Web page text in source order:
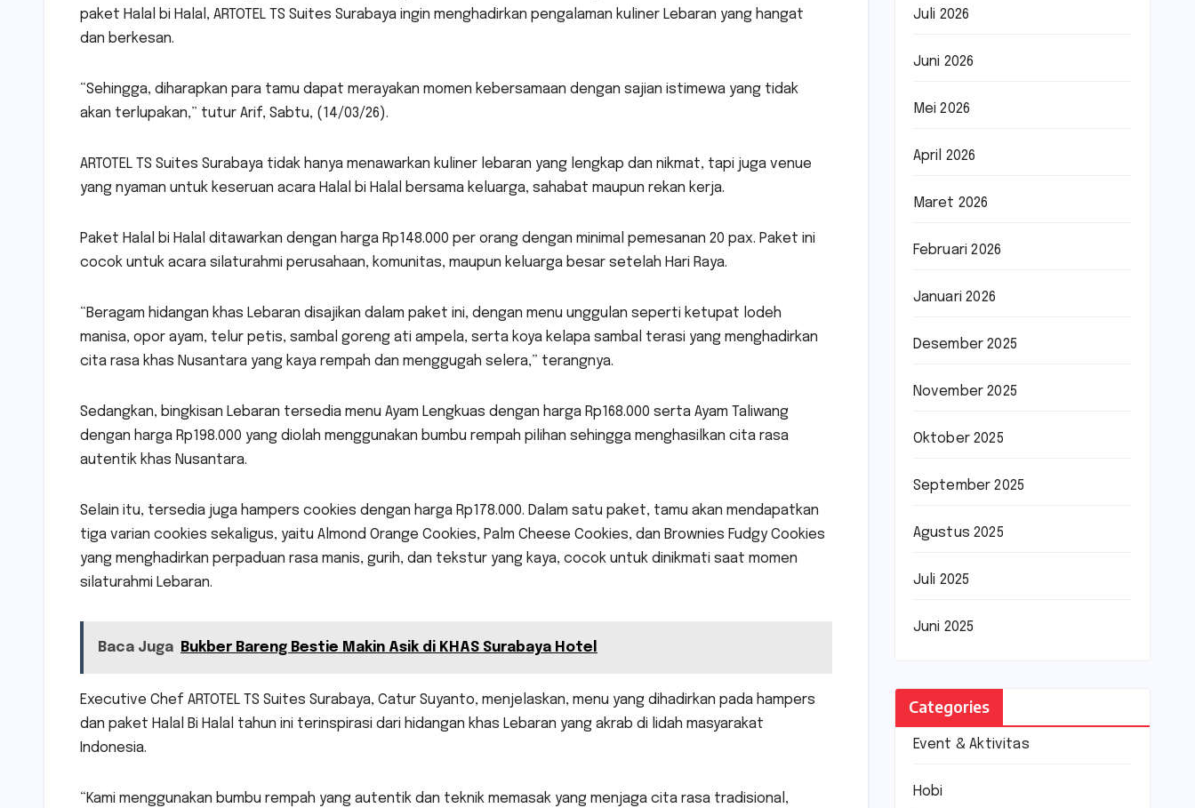
paket Halal bi Halal, ARTOTEL TS Suites Surabaya ingin menghadirkan pengalaman kuliner Lebaran yang hangat
dan berkesan.
“Sehingga, diharapkan para tamu dapat merayakan momen kebersamaan dengan sajian istimewa yang tidak
akan terlupakan,” tutur Arif, Sabtu, (14/03/26).
ARTOTEL TS Suites Surabaya tidak hanya menawarkan kuliner lebaran yang lengkap dan nikmat, tapi juga venue
yang nyaman untuk keseruan acara Halal bi Halal bersama keluarga, sahabat maupun rekan kerja.
Paket Halal bi Halal ditawarkan dengan harga Rp148.000 per orang dengan minimal pemesanan 20 pax. Paket ini
cocok untuk acara silaturahmi perusahaan, komunitas, maupun keluarga besar setelah Hari Raya.
“Beragam hidangan khas Lebaran disajikan dalam paket ini, dengan menu unggulan seperti ketupat lodeh
manisa, opor ayam, telur petis, sambal goreng ati ampela, serta koya kelapa sambal terasi yang menghadirkan
cita rasa khas Nusantara yang kaya rempah dan menggugah selera,” terangnya.
Sedangkan, bingkisan Lebaran tersedia menu Ayam Lengkuas dengan harga Rp168.000 serta Ayam Taliwang
dengan harga Rp198.000 yang diolah menggunakan bumbu rempah pilihan sehingga menghasilkan cita rasa
autentik khas Nusantara.
Selain itu, tersedia juga hampers cookies dengan harga Rp178.000. Dalam satu paket, tamu akan mendapatkan
tiga varian cookies sekaligus, yaitu Almond Orange Cookies, Palm Cheese Cookies, dan Brownies Fudgy Cookies
yang menghadirkan perpaduan rasa manis, gurih, dan tekstur yang kaya, cocok untuk dinikmati saat momen
silaturahmi Lebaran.
Baca Juga Bukber Bareng Bestie Makin Asik di KHAS Surabaya Hotel
Executive Chef ARTOTEL TS Suites Surabaya, Catur Suyanto, menjelaskan, menu yang dihadirkan pada hampers
dan paket Halal Bi Halal tahun ini terinspirasi dari hidangan khas Lebaran yang akrab di lidah masyarakat
Indonesia.
“Kami menggunakan bumbu rempah yang autentik dan teknik memasak yang menjaga cita rasa tradisional,
Juli 2026
Juni 2026
Mei 2026
April 2026
Maret 2026
Februari 2026
Januari 2026
Desember 2025
November 2025
Oktober 2025
September 2025
Agustus 2025
Juli 2025
Juni 2025
Categories
Event & Aktivitas
Hobi